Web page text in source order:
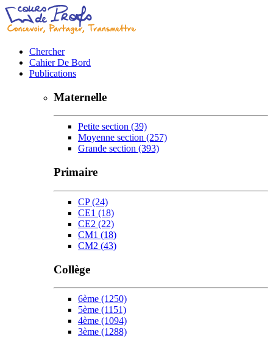
Chercher
Cahier De Bord
Publications
Maternelle
Petite section (39)
Moyenne section (257)
Grande section (393)
Primaire
CP(24)
CE1 (18)
CE2 (22)
CM1 (18)
CM2 (43)
Collège
6ème (1250)
5ème (1151)
4ème (1094)
3ème (1288)